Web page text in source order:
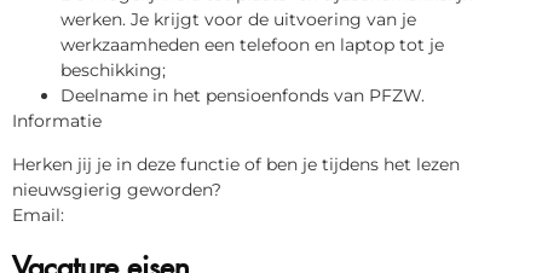
werken. Je krijgt voor de uitvoering van je
werkzaamheden een telefoon en laptop tot je
beschikking;
Deelname in het pensioenfonds van PFZW.
Informatie
Herken jij je in deze functie of ben je tijdens het lezen
nieuwsgierig geworden?
Email:
Vacature eisen